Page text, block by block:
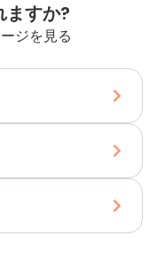
ますか?
ジを見る